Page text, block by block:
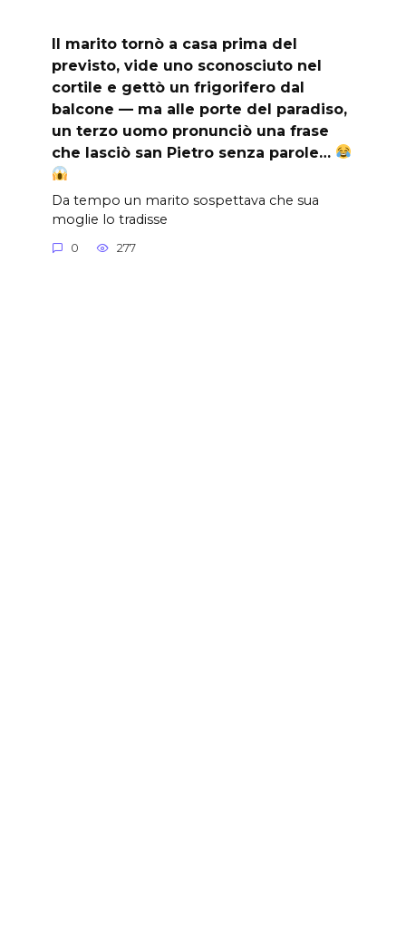
Il marito tornò a casa prima del
previsto, vide uno sconosciuto nel
cortile e gettò un frigorifero dal
balcone — ma alle porte del paradiso,
un terzo uomo pronunciò una frase
che lasciò san Pietro senza parole…
Da tempo un marito sospettava che sua
moglie lo tradisse
0 277